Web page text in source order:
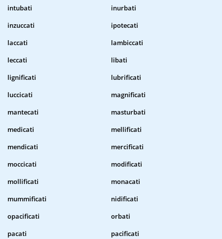
intubati
inurbati
inzuccati
ipotecati
laccati
lambiccati
leccati
libati
lignificati
lubrificati
luccicati
magnificati
mantecati
masturbati
medicati
mellificati
mendicati
mercificati
moccicati
modificati
mollificati
monacati
mummificati
nidificati
opacificati
orbati
pacati
pacificati